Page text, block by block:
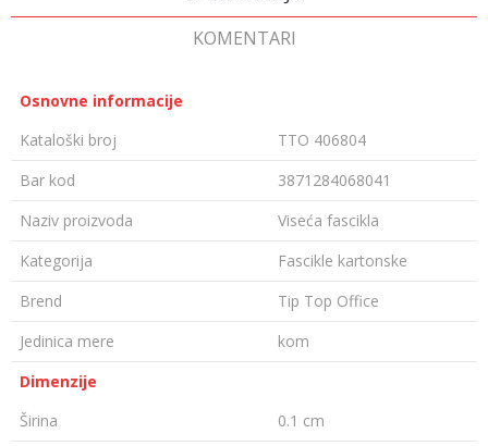
KOMENTARI
Osnovne informacije
Kataloški broj
TTO 406804
Bar kod
3871284068041
Naziv proizvoda
Viseća fascikla
Kategorija
Fascikle kartonske
Brend
Tip Top Office
Jedinica mere
kom
Dimenzije
Širina
0.1 cm